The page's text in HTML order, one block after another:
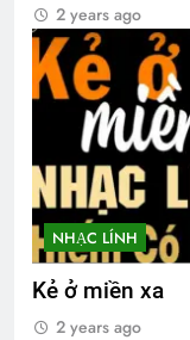
2 years ago
NHẠC LÍNH
Kẻ ở miền xa
2 years ago